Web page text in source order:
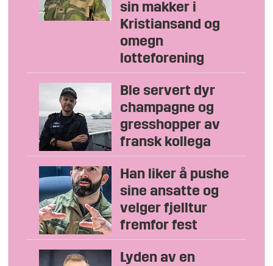
sin makker i
Kristiansand og
omegn
lotteforening
Ble servert dyr
champagne og
gresshopper av
fransk kollega
Han liker å pushe
sine ansatte og
velger fjelltur
fremfor fest
Lyden av en